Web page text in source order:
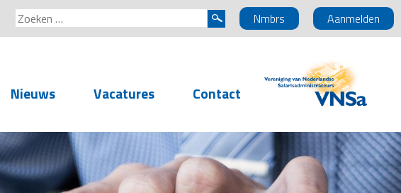
Aanmelden
Nmbrs
Zoeken
naar:
Nieuws Vacatures Contact